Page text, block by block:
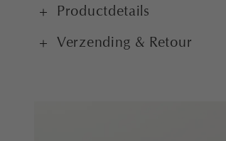
Productdetails
Verzending & Retour